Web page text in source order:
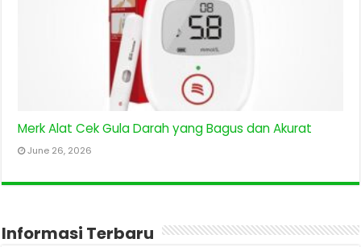
Merk Alat Cek Gula Darah yang Bagus dan Akurat
June 26, 2026
Informasi Terbaru